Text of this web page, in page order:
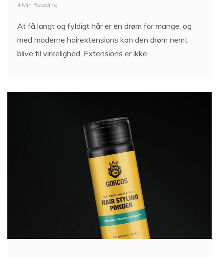
4 Min Reading
At få langt og fyldigt hår er en drøm for mange, og
med moderne hairextensions kan den drøm nemt
blive til virkelighed. Extensions er ikke